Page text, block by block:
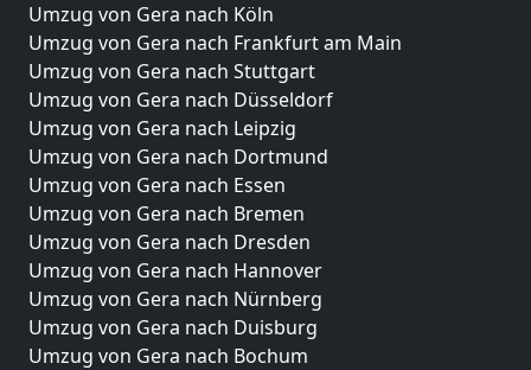
Umzug von Gera nach Köln
Umzug von Gera nach Frankfurt am Main
Umzug von Gera nach Stuttgart
Umzug von Gera nach Düsseldorf
Umzug von Gera nach Leipzig
Umzug von Gera nach Dortmund
Umzug von Gera nach Essen
Umzug von Gera nach Bremen
Umzug von Gera nach Dresden
Umzug von Gera nach Hannover
Umzug von Gera nach Nürnberg
Umzug von Gera nach Duisburg
Umzug von Gera nach Bochum